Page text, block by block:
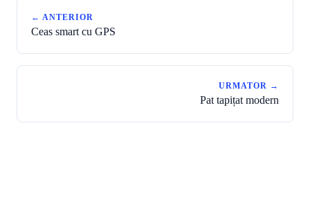
← ANTERIOR
Ceas smart cu GPS
URMATOR →
Pat tapițat modern